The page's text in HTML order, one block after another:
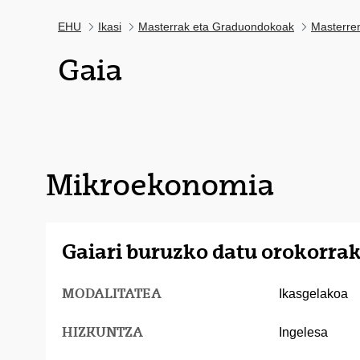
EHU Ikasi Masterrak eta Graduondokoak
Gaia
Mikroekonomia
Gaiari buruzko datu
MODALITATEA Ikasgelakoa
HIZKUNTZA Ingelesa